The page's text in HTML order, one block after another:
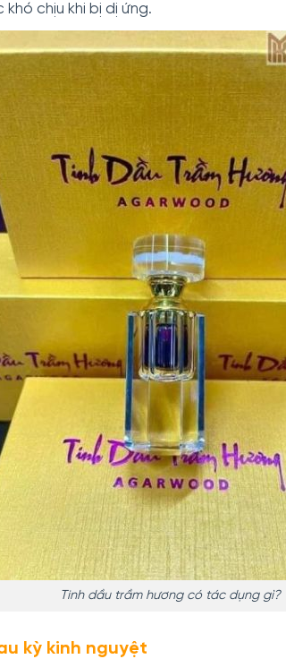
chịu khi bị dị ứng.
Tinh dầu trầm hương có tác dụng gì?
kỳ kinh nguyệt